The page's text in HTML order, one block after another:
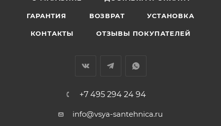
ГАРАНТИЯ ВОЗВРАТ УСТАНОВКА
КОНТАКТЫ ОТЗЫВЫ ПОКУПАТЕЛЕЙ
+7 495 294 24 94
info@vsya-santehnica.ru